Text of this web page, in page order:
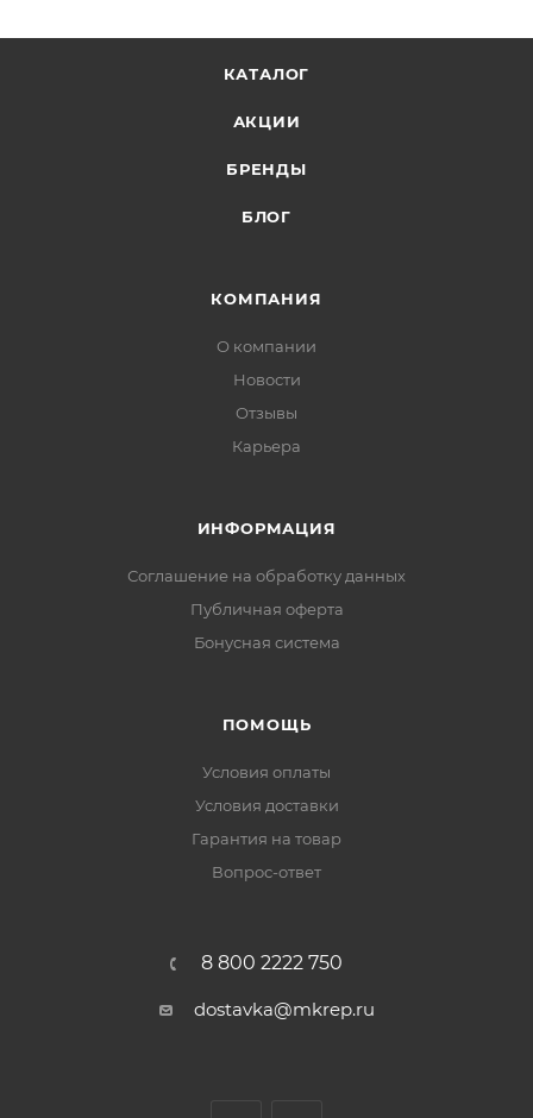
КАТАЛОГ
АКЦИИ
БРЕНДЫ
БЛОГ
КОМПАНИЯ
О компании
Новости
Отзывы
Карьера
ИНФОРМАЦИЯ
Соглашение на обработку данных
Публичная оферта
Бонусная система
ПОМОЩЬ
Условия оплаты
Условия доставки
Гарантия на товар
Вопрос-ответ
8 800 2222 750
dostavka@mkrep.ru